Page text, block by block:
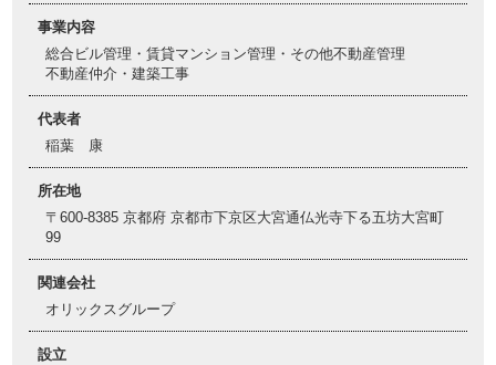
事業内容
総合ビル管理・賃貸マンション管理・その他不動産管理
不動産仲介・建築工事
代表者
稲葉 康
所在地
〒600-8385 京都府 京都市下京区大宮通仏光寺下る五坊大宮町
99
関連会社
オリックスグループ
設立